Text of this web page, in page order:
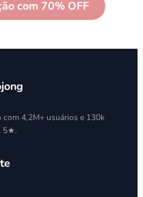
com 70% OFF
com 4,2M+ usuários e 130k
5★.